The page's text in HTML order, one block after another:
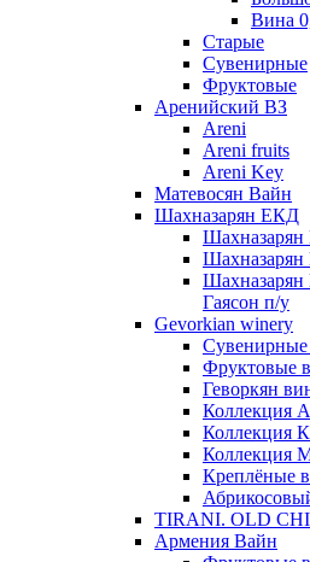
Вина
Старые
Сувенирные
Фруктовые
Аренийский ВЗ
Areni
Areni fruits
Areni Key
Матевосян Вайн
Шахназарян ЕКД
Шахназарян
Шахназарян
Шахназарян
Гаясон п/у
Gevorkian winery
Сувенирные
Фруктовые
Геворкян
Коллекция
Коллекция
Креплёные
TIRANI. OLD
Армения Вайн